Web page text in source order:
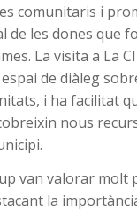
comunitaris i
de les dones que
La visita a La
de diàleg
i ha facilitat
nous
van valorar molt
la